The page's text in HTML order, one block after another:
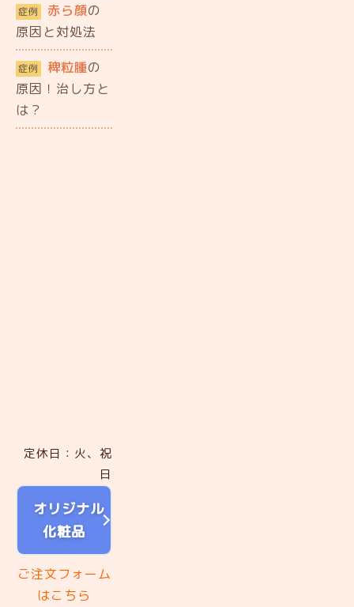
症例 赤ら顔の
原因と対処法
症例 稗粒腫の
原因！治し方と
は？
定休日：火、祝
日
オリジナル
化粧品
ご注文フォーム
はこちら